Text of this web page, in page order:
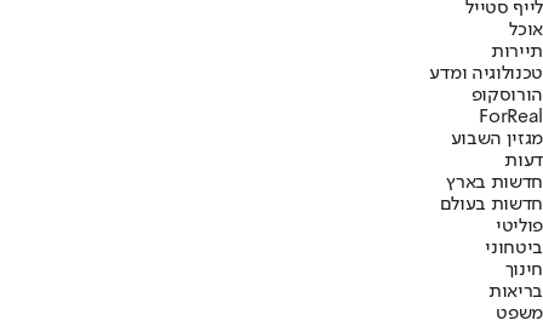
לייף סטייל
אוכל
תיירות
טכנולוגיה ומדע
הורוסקופ
ForReal
מגזין השבוע
דעות
חדשות בארץ
חדשות בעולם
פוליטי
ביטחוני
חינוך
בריאות
משפט